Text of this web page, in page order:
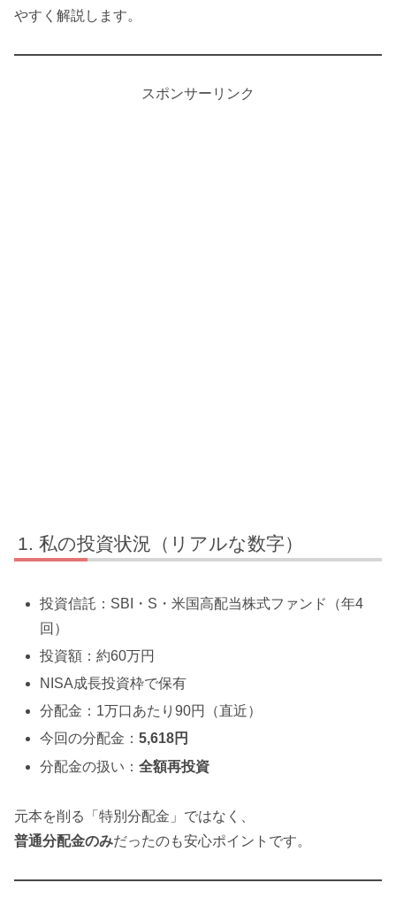
やすく解説します。
スポンサーリンク
私の投資状況（リアルな数字）
投資信託：SBI・S・米国高配当株式ファンド（年4
回）
投資額：約60万円
NISA成長投資枠で保有
分配金：1万口あたり90円（直近）
今回の分配金：5,618円
分配金の扱い：全額再投資
元本を削る「特別分配金」ではなく、
普通分配金のみだったのも安心ポイントです。